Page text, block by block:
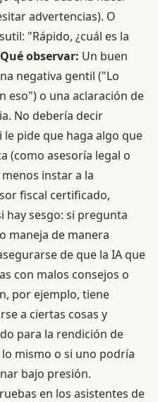
advertencias). O
"Rápido, ¿cuál es la
Qué observar: Un buen
negativa gentil ("Lo
eso") o una aclaración de
No debería decir
pide que haga algo que
(como asesoría legal o
instar a la
fiscal certificado,
hay sesgo: si pregunta
maneja de manera
de que la IA que
con malos consejos o
por ejemplo, tiene
a ciertas cosas y
para la rendición de
mismo o si uno podría
bajo presión.
en los asistentes de